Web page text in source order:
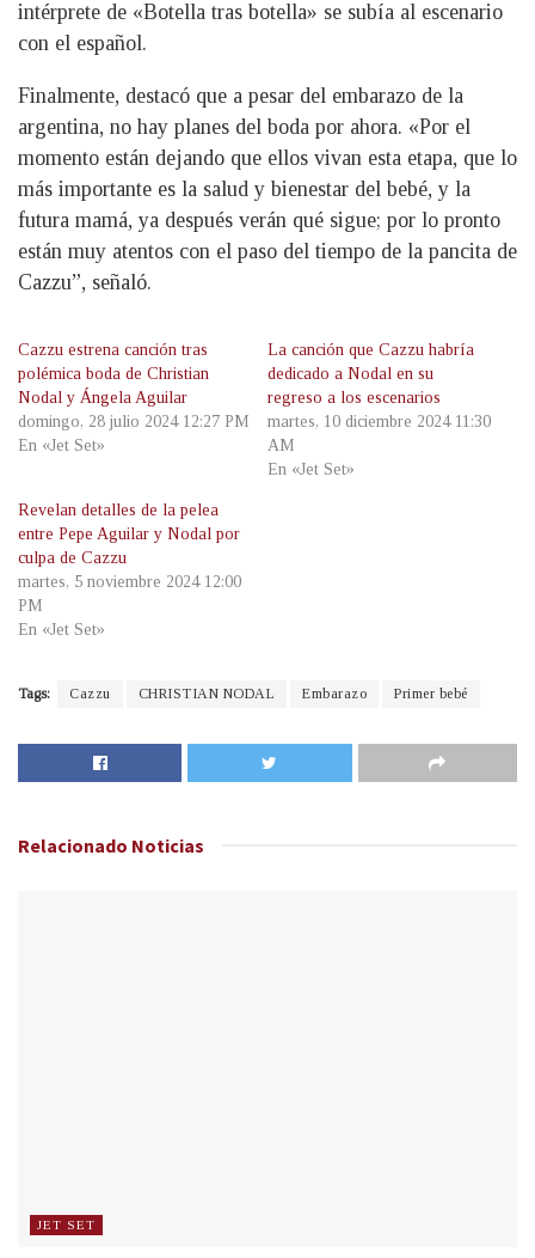
intérprete de «Botella tras botella» se subía al escenario
con el español.
Finalmente, destacó que a pesar del embarazo de la
argentina, no hay planes del boda por ahora. «Por el
momento están dejando que ellos vivan esta etapa, que lo
más importante es la salud y bienestar del bebé, y la
futura mamá, ya después verán qué sigue; por lo pronto
están muy atentos con el paso del tiempo de la pancita de
Cazzu”, señaló.
Cazzu estrena canción tras
polémica boda de Christian
Nodal y Ángela Aguilar
domingo, 28 julio 2024 12:27 PM
En «Jet Set»
La canción que Cazzu habría
dedicado a Nodal en su
regreso a los escenarios
martes, 10 diciembre 2024 11:30
AM
En «Jet Set»
Revelan detalles de la pelea
entre Pepe Aguilar y Nodal por
culpa de Cazzu
martes, 5 noviembre 2024 12:00
PM
En «Jet Set»
Tags: Cazzu CHRISTIAN NODAL Embarazo Primer bebé
Relacionado Noticias
JET SET